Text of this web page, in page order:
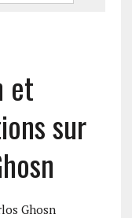
et
sur
Ghosn